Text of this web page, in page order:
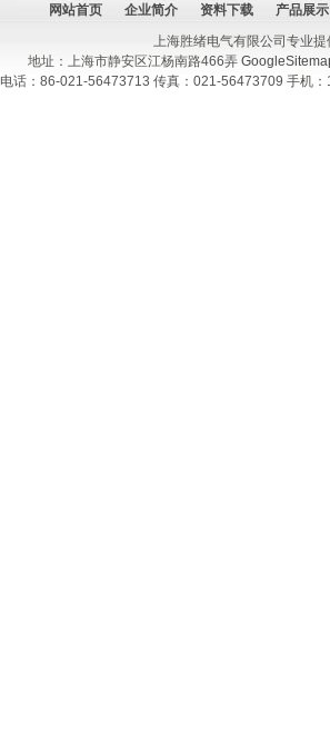
网站首页 企业简介 资料下载
产品展示
上海胜绪电气有限公司专业提
地址：上海市静安区江杨南路466弄
电话：86-021-56473713 传真：021-56473709 手机